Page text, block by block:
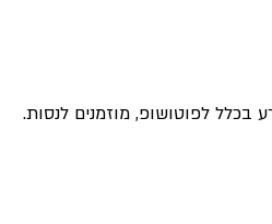
בכלל לפוטושופ, מוזמנים לנסות.